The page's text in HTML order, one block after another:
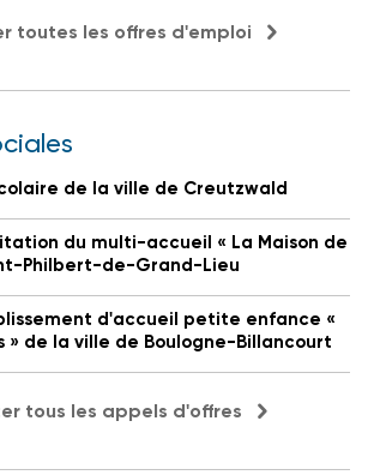
toutes les offres d'emploi
de la ville de Creutzwald
du multi-accueil « La Maison de
Philbert-de-Grand-Lieu
d'accueil petite enfance «
» de la ville de Boulogne-Billancourt
tous les appels d'offres